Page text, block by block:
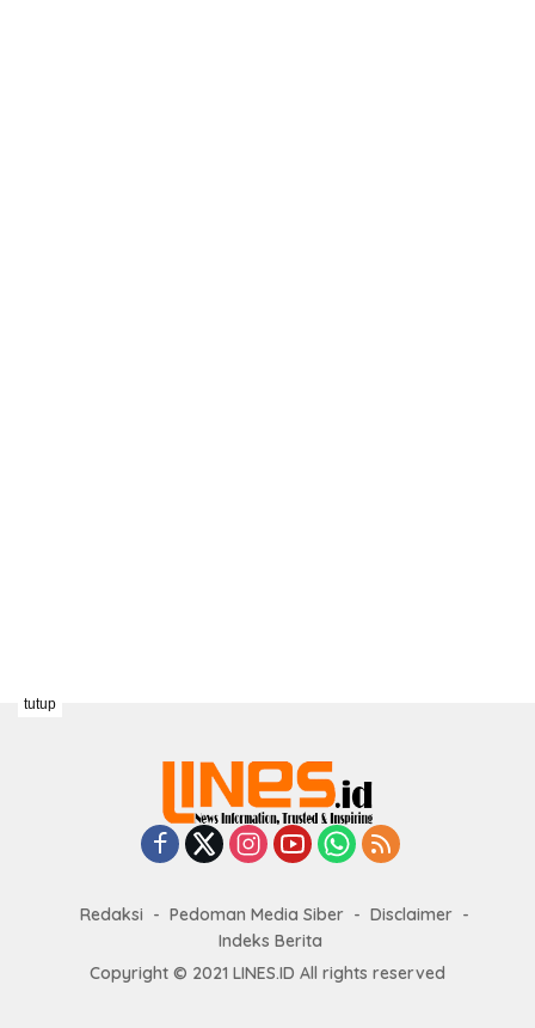
Redaksi Pedoman Media Siber
Disclaimer
Indeks Berita
Copyright © 2021 LINES.ID All rights reserved
tutup